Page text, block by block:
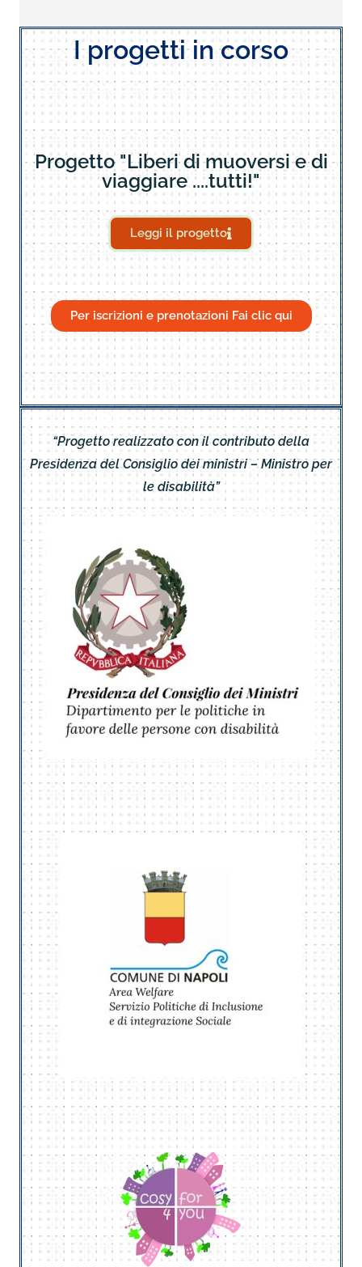
I progetti in corso
Progetto "Liberi di muoversi e di
viaggiare ....tutti!"
Leggi il progetto
Per iscrizioni e prenotazioni Fai clic qui
“Progetto realizzato con il contributo della
Presidenza del Consiglio dei ministri – Ministro per
le disabilità”